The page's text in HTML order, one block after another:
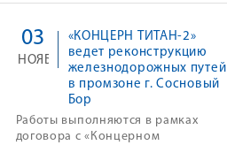
«КОНЦЕРН ТИТАН-2»
ведет реконструкцию
железнодорожных путей
в промзоне г. Сосновый
Бор
03
НОЯБ
Работы выполняются в рамках
договора с «Концерном